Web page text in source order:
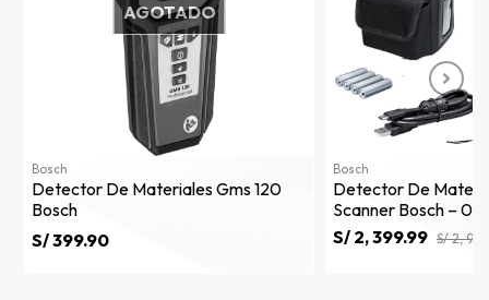
AGOTADO
Bosch
Detector De Materiales Gms 120
Bosch
S/ 399.90
Bosch
Detector De
Scanner Bosch –
S/ 2, 399.99 S/ 2,